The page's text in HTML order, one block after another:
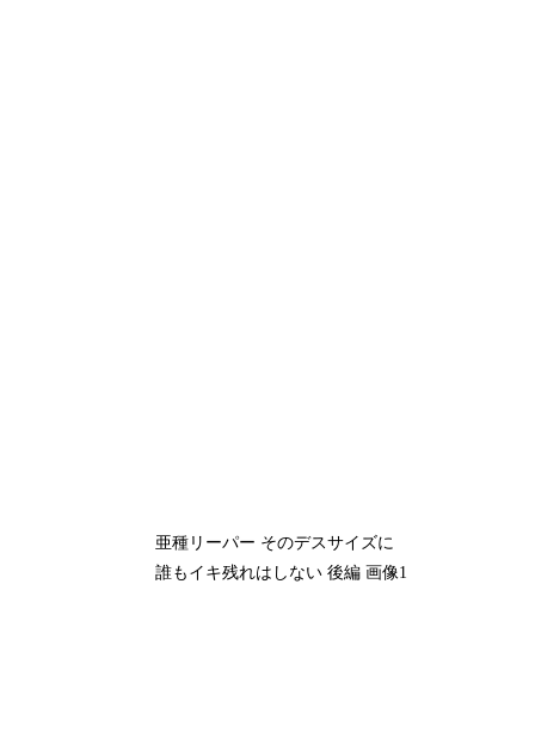
亜種リーパー そのデスサイズに
誰もイキ残れはしない 後編 画像1